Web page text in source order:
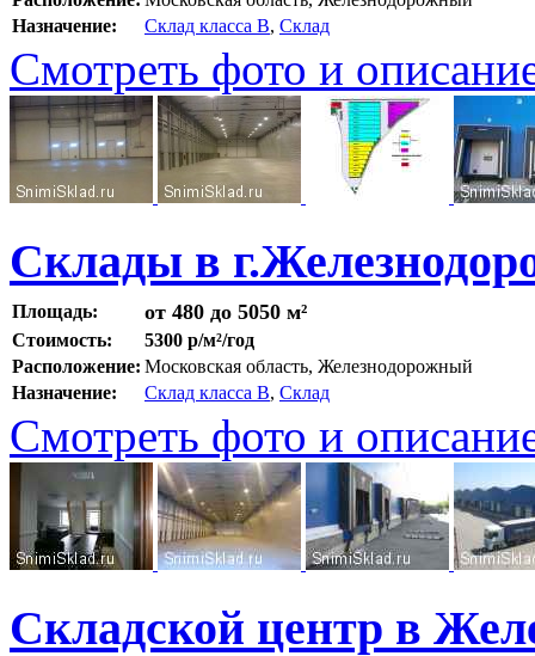
Назначение:
Склад класса B, Склад
Смотреть фото и
Склады в
Площадь: от 480 до 5050 м²
Стоимость:
5300 р/м²/год
Расположение: Московская область, Железнодорожный
Назначение:
Склад класса B, Склад
Смотреть фото и
Складской центр в